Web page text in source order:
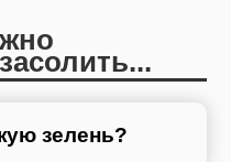
зелень?